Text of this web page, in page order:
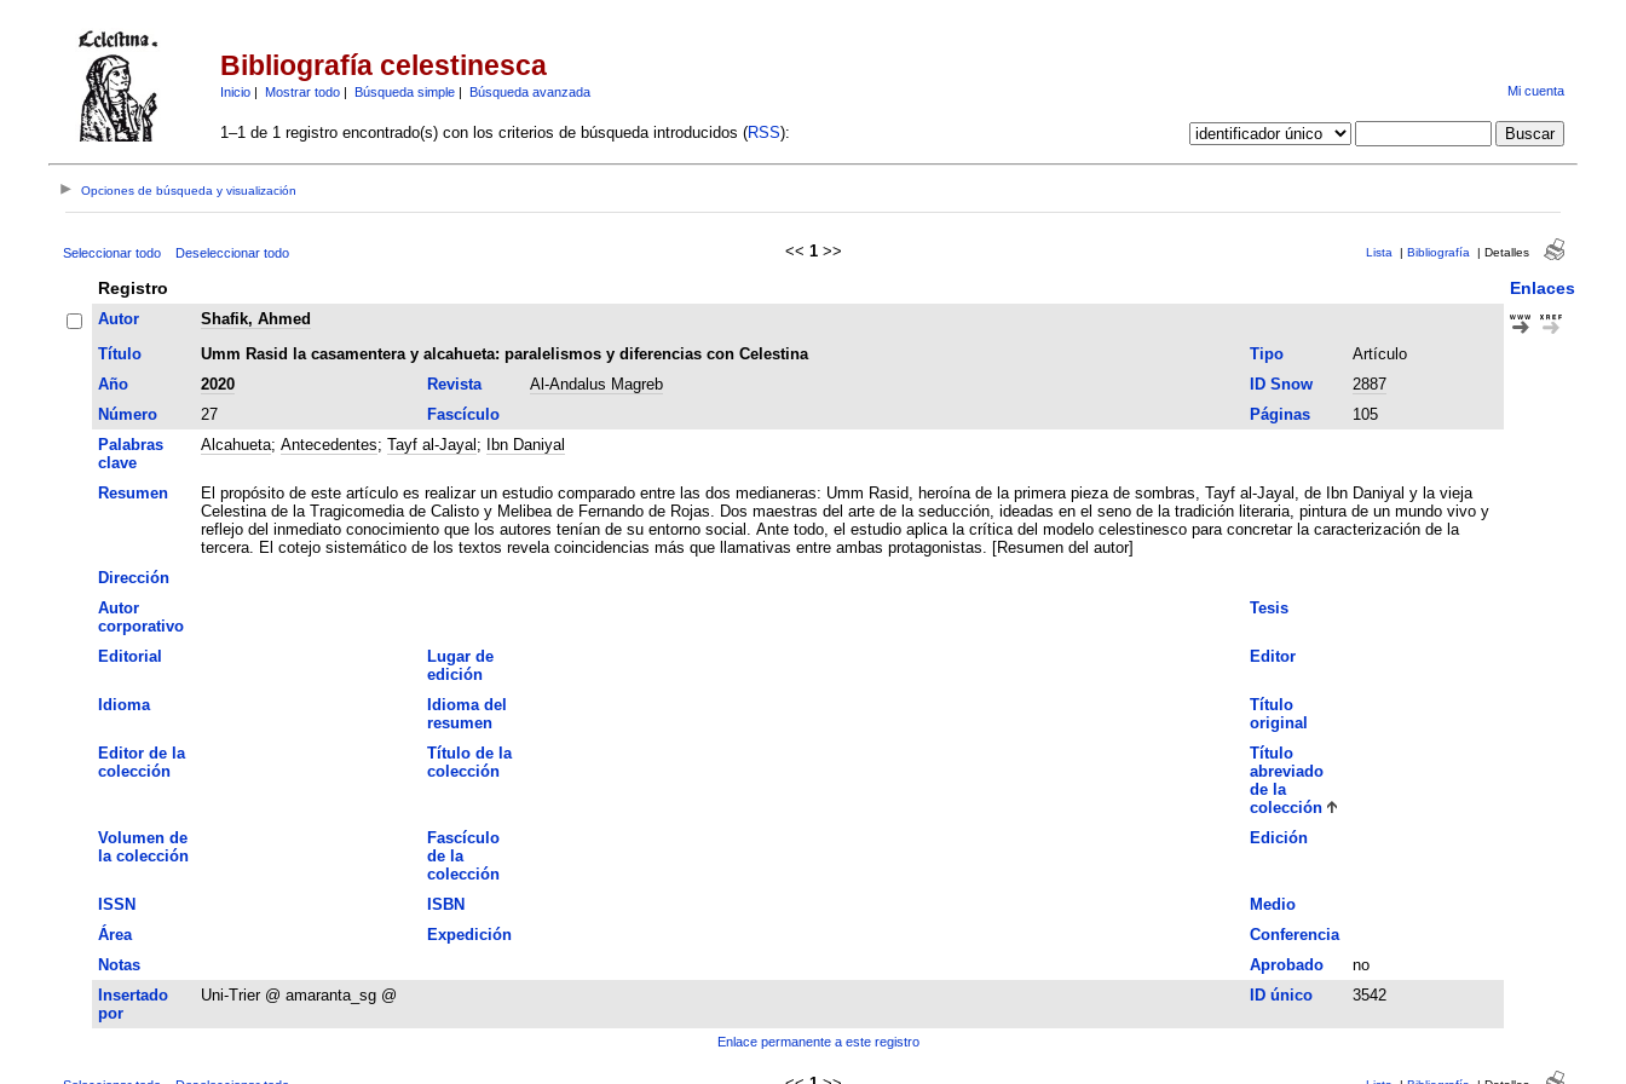
Bibliografía celestinesca
Inicio| Mostrar todo| Búsqueda simple| Búsqueda avanzada Mi cuenta
1–1 de 1 registro encontrado(s) con los criterios de búsqueda introducidos (RSS):
Opciones de búsqueda y visualización
Seleccionar todo Deseleccionar todo << 1 >> Lista | Bibliografía | Detalles
Registro Enlaces
Autor
Shafik, Ahmed
Título
Umm Rasid la casamentera y alcahueta: paralelismos y diferencias con Celestina Tipo
Artículo
Año
2020 Revista Al-Andalus Magreb ID Snow
2887
Número
27 Fascículo Páginas
105
Palabras
clave
Alcahueta; Antecedentes; Tayf al-Jayal ; Ibn Daniyal
Resumen
El propósito de este artículo es realizar un estudio comparado entre las dos medianeras: Umm Rasid, heroína de la primera pieza de sombras, Tayf al-Jayal, de Ibn Daniyal y la vieja
Celestina de la Tragicomedia de Calisto y Melibea de Fernando de Rojas. Dos maestras del arte de la seducción, ideadas en el seno de la tradición literaria, pintura de un mundo vivo y
reflejo del inmediato conocimiento que los autores tenían de su entorno social. Ante todo, el estudio aplica la crítica del modelo celestinesco para concretar la caracterización de la
tercera. El cotejo sistemático de los textos revela coincidencias más que llamativas entre ambas protagonistas. [Resumen del autor]
Dirección
Autor
corporativo
Tesis
Editorial
Lugar de
edición
Editor
Idioma
Idioma del
resumen
Título
original
Editor de la
colección
Título de la
colección
Título
abreviado
de la
colección
Volumen de
la colección
Fascículo
de la
colección
Edición
ISSN ISBN
Medio
Área
Expedición
Conferencia
Notas
Aprobado
no
Insertado
por
Uni-Trier @ amaranta_sg @ ID único 3542
Enlace permanente a este registro